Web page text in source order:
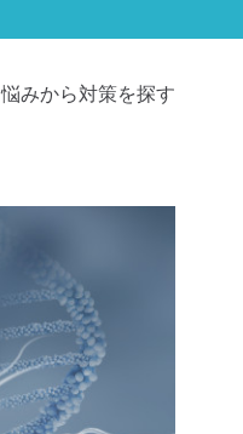
悩みから対策を探す